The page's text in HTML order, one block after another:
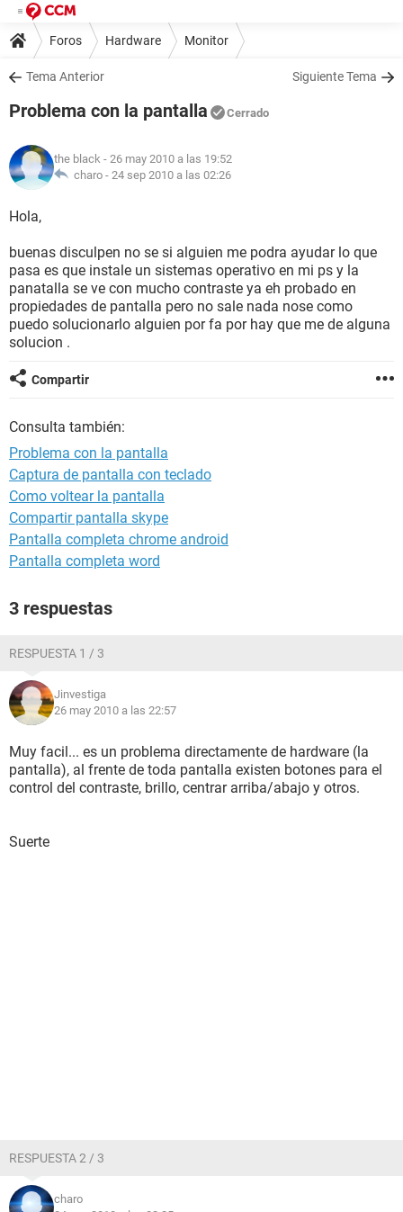
Foros Hardware Monitor
Tema Anterior Siguiente Tema
Problema con la pantalla Cerrado
the black - 26 may 2010 a las 19:52
charo - 24 sep 2010 a las 02:26
Hola,
buenas disculpen no se si alguien me podra ayudar lo que
pasa es que instale un sistemas operativo en mi ps y la
panatalla se ve con mucho contraste ya eh probado en
propiedades de pantalla pero no sale nada nose como
puedo solucionarlo alguien por fa por hay que me de alguna
solucion .
Compartir
Consulta también:
Problema con la pantalla
Captura de pantalla con teclado
Como voltear la pantalla
Compartir pantalla skype
Pantalla completa chrome android
Pantalla completa word
3 respuestas
RESPUESTA 1 / 3
Jinvestiga
26 may 2010 a las 22:57
Muy facil... es un problema directamente de hardware (la
pantalla), al frente de toda pantalla existen botones para el
control del contraste, brillo, centrar arriba/abajo y otros.
Suerte
RESPUESTA 2 / 3
charo